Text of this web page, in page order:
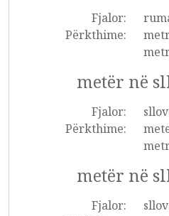
Fjalor:
Përkthime:
metër në
Fjalor:
Përkthime:
metër në
Fjalor: